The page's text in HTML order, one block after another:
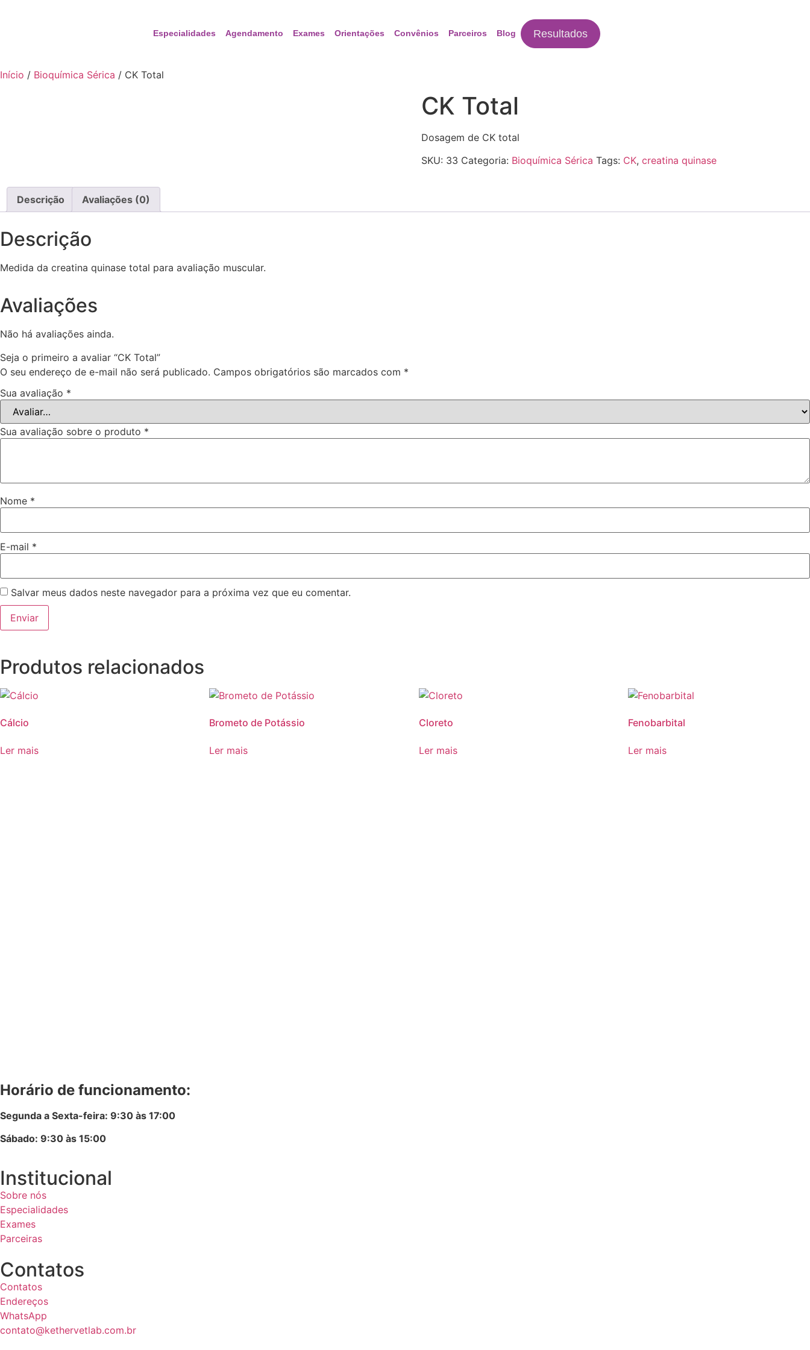
Especialidades Agendamento Exames Orientações Convênios Parceiros Blog Resultados
Início / Bioquímica Sérica / CK Total
CK Total
Dosagem de CK total
SKU: 33 Categoria: Bioquímica Sérica Tags: CK, creatina quinase
Descrição Avaliações (0)
Descrição
Medida da creatina quinase total para avaliação muscular.
Avaliações
Não há avaliações ainda.
Seja o primeiro a avaliar “CK Total”
O seu endereço de e-mail não será publicado. Campos obrigatórios são marcados com *
Sua avaliação *
Sua avaliação sobre o produto *
Nome *
E-mail *
Salvar meus dados neste navegador para a próxima vez que eu comentar.
Produtos relacionados
Cálcio
Ler mais
Brometo de Potássio
Ler mais
Cloreto
Ler mais
Fenobarbital
Ler mais
Horário de funcionamento:
Segunda a Sexta-feira: 9:30 às 17:00
Sábado: 9:30 às 15:00
Institucional
Sobre nós
Especialidades
Exames
Parceiras
Contatos
Contatos
Endereços
WhatsApp
contato@kethervetlab.com.br